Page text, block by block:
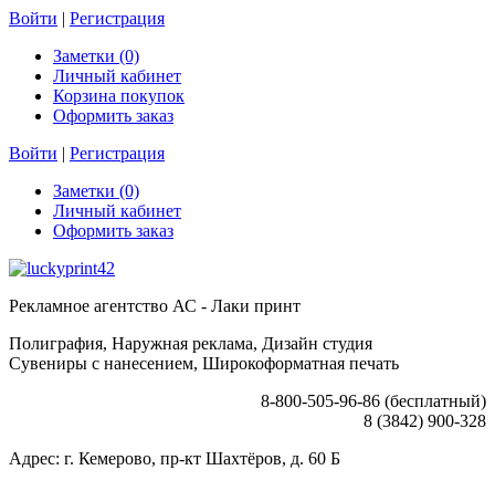
Войти | Регистрация
Заметки (0)
Личный кабинет
Корзина покупок
Оформить заказ
Войти | Регистрация
Заметки (0)
Личный кабинет
Оформить заказ
Рекламное агентство АС - Лаки принт
Полиграфия, Наружная реклама, Дизайн студия
Сувениры с нанесением, Широкоформатная печать
8-800-505-96-86 (бесплатный)
8 (3842) 900-328
Адрес: г. Кемерово, пр-кт Шахтёров, д. 60 Б